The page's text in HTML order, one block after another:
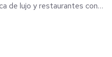
de lujo y restaurantes con
Roma, La Juárez,